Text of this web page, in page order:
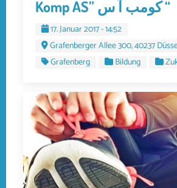
Komp AS” كومب آ س “
17. Januar 2017 - 14:52
Grafenberger Allee 300, 40237
Grafenberg
Bildung